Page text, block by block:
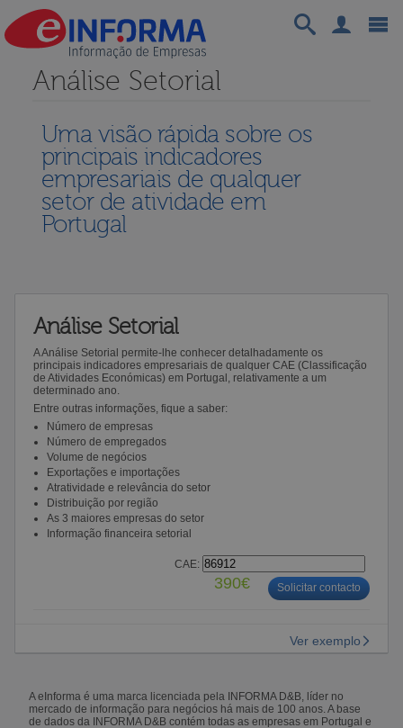
Análise Setorial
Uma visão rápida sobre os
principais indicadores
empresariais de qualquer
setor de atividade em
Portugal
Análise Setorial
A Análise Setorial permite-lhe conhecer detalhadamente os
principais indicadores empresariais de qualquer CAE (Classificação
de Atividades Económicas) em Portugal, relativamente a um
determinado ano.
Entre outras informações, fique a saber:
Número de empresas
Número de empregados
Volume de negócios
Exportações e importações
Atratividade e relevância do setor
Distribuição por região
As 3 maiores empresas do setor
Informação financeira setorial
CAE:
390€ Solicitar contacto
Ver exemplo
A eInforma é uma marca licenciada pela INFORMA D&B, líder no
mercado de informação para negócios há mais de 100 anos. A base
de dados da INFORMA D&B contém todas as empresas em Portugal e